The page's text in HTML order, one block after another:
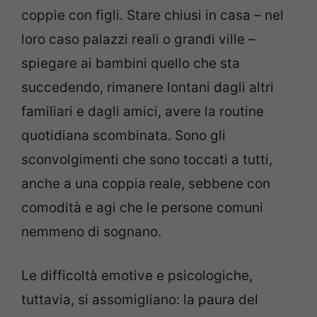
coppie con figli. Stare chiusi in casa – nel
loro caso palazzi reali o grandi ville –
spiegare ai bambini quello che sta
succedendo, rimanere lontani dagli altri
familiari e dagli amici, avere la routine
quotidiana scombinata. Sono gli
sconvolgimenti che sono toccati a tutti,
anche a una coppia reale, sebbene con
comodità e agi che le persone comuni
nemmeno di sognano.
Le difficoltà emotive e psicologiche,
tuttavia, si assomigliano: la paura del